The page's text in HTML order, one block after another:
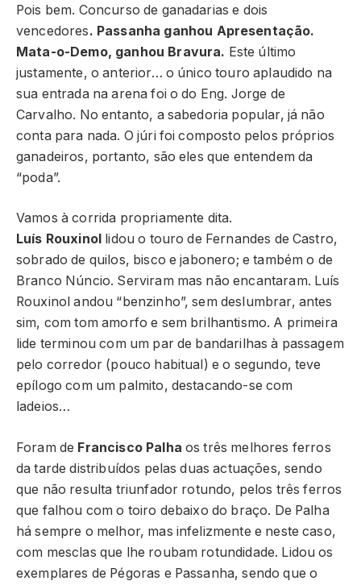
Pois bem. Concurso de ganadarias e dois
vencedores. Passanha ganhou Apresentação.
Mata-o-Demo, ganhou Bravura. Este último
justamente, o anterior… o único touro aplaudido na
sua entrada na arena foi o do Eng. Jorge de
Carvalho. No entanto, a sabedoria popular, já não
conta para nada. O júri foi composto pelos próprios
ganadeiros, portanto, são eles que entendem da
“poda”.
Vamos à corrida propriamente dita.
Luís Rouxinol
lidou o touro de Fernandes de Castro,
sobrado de quilos, bisco e jabonero; e também o de
Branco Núncio. Serviram mas não encantaram. Luís
Rouxinol andou “benzinho”, sem deslumbrar, antes
sim, com tom amorfo e sem brilhantismo. A primeira
lide terminou com um par de bandarilhas à passagem
pelo corredor (pouco habitual) e o segundo, teve
epílogo com um palmito, destacando-se com
ladeios…
Foram de Francisco Palha os três melhores ferros
da tarde distribuídos pelas duas actuações, sendo
que não resulta triunfador rotundo, pelos três ferros
que falhou com o toiro debaixo do braço. De Palha
há sempre o melhor, mas infelizmente e neste caso,
com mesclas que lhe roubam rotundidade. Lidou os
exemplares de Pégoras e Passanha, sendo que o